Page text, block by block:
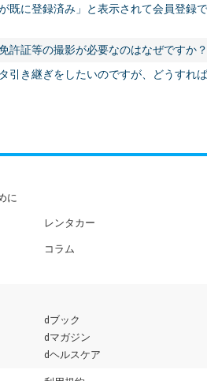
既に登録済み」と表示されて会員登録
許証等の撮影が必要なのはなぜですか？
引き継ぎをしたいのですが、どうすれ
に
レンタカー
コラム
dブック
dマガジン
dヘルスケア